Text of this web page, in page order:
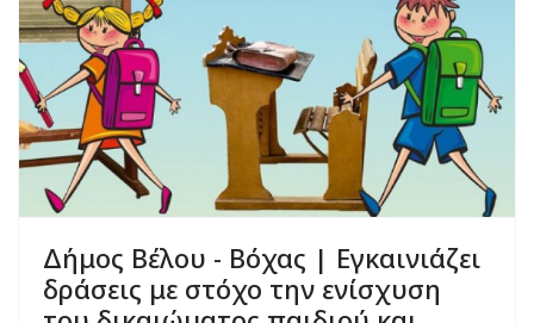
Δήμος Βέλου - Βόχας | Εγκαινιάζει
δράσεις με στόχο την ενίσχυση